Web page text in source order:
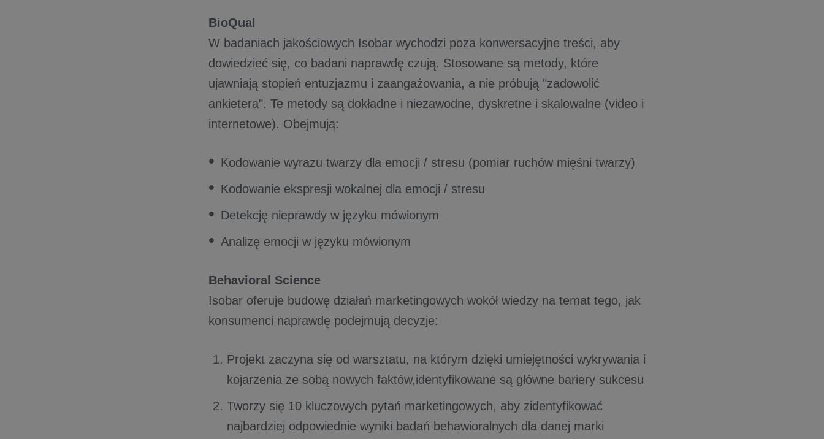
BioQual
W badaniach jakościowych Isobar wychodzi poza konwersacyjne treści, aby
dowiedzieć się, co badani naprawdę czują. Stosowane są metody, które
ujawniają stopień entuzjazmu i zaangażowania, a nie próbują "zadowolić
ankietera". Te metody są dokładne i niezawodne, dyskretne i skalowalne (video i
internetowe). Obejmują:
Kodowanie wyrazu twarzy dla emocji / stresu (pomiar ruchów mięśni twarzy)
Kodowanie ekspresji wokalnej dla emocji / stresu
Detekcję nieprawdy w języku mówionym
Analizę emocji w języku mówionym
Behavioral Science
Isobar oferuje budowę działań marketingowych wokół wiedzy na temat tego, jak
konsumenci naprawdę podejmują decyzje:
Projekt zaczyna się od warsztatu, na którym dzięki umiejętności wykrywania i
kojarzenia ze sobą nowych faktów,identyfikowane są główne bariery sukcesu
Tworzy się 10 kluczowych pytań marketingowych, aby zidentyfikować
najbardziej odpowiednie wyniki badań behawioralnych dla danej marki